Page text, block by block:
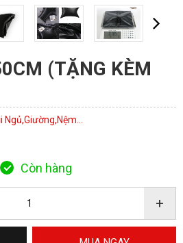
(TẶNG KÈM
Ngủ,Giường,Nệm...
Còn hàng
+
KÝ TƯ VẤN